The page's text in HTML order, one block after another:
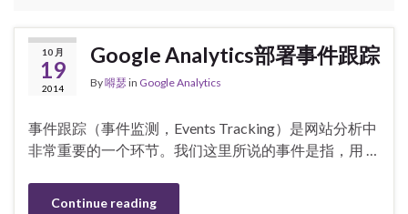
10 月
19
2014
Google Analytics部署事件跟踪
By嘚瑟 in Google Analytics
事件跟踪（事件监测，Events Tracking）是网站分析中
非常重要的一个环节。我们这里所说的事件是指，用 …
Continue reading